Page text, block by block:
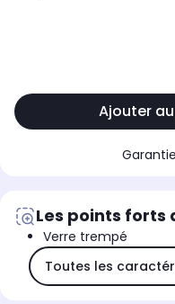
Ajouter
Les points forts
Verre trempé
Toutes les